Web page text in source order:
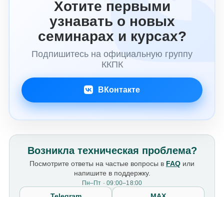
Хотите первыми
узнавать о новых
семинарах и курсах?
Подпишитесь на официальную группу
ККПК
ВКонтакте
Возникла техническая проблема?
Посмотрите ответы на частые вопросы в FAQ или
напишите в поддержку.
Пн–Пт · 09:00–18:00